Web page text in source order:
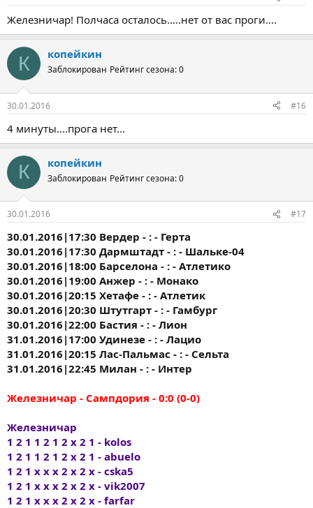
Железничар! Полчаса осталось.....нет от вас проги....
К копейкин
Заблокирован Рейтинг сезона: 0
30.01.2016 #16
4 минуты....прога нет...
К копейкин
Заблокирован Рейтинг сезона: 0
30.01.2016 #17
30.01.2016|17:30 Вердер - : - Герта
30.01.2016|17:30 Дармштадт - : - Шальке-04
30.01.2016|18:00 Барселона - : - Атлетико
30.01.2016|19:00 Анжер - : - Монако
30.01.2016|20:15 Хетафе - : - Атлетик
30.01.2016|20:30 Штутгарт - : - Гамбург
30.01.2016|22:00 Бастия - : - Лион
31.01.2016|17:00 Удинезе - : - Лацио
31.01.2016|20:15 Лас-Пальмас - : - Сельта
31.01.2016|22:45 Милан - : - Интер
Железничар - Сампдория - 0:0 (0-0)
Железничар
1 2 1 1 2 1 2 x 2 1 - kolos
1 2 1 1 2 1 2 x 2 1 - abuelo
1 2 1 x x x 2 x 2 x - cska5
1 2 1 x x x 2 x 2 x - vik2007
1 2 1 x x x 2 x 2 x - farfar